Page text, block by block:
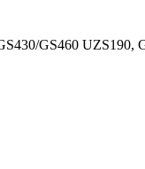
GS460 UZS190,